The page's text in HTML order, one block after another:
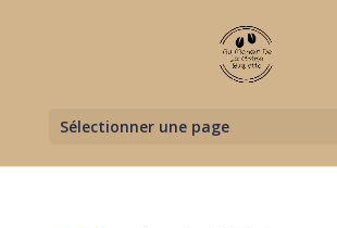
Sélectionner une page